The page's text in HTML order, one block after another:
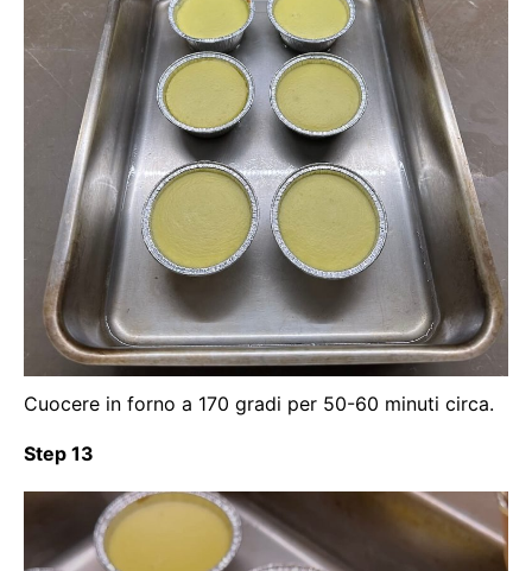
Cuocere in forno a 170 gradi per 50-60 minuti circa.
Step 13